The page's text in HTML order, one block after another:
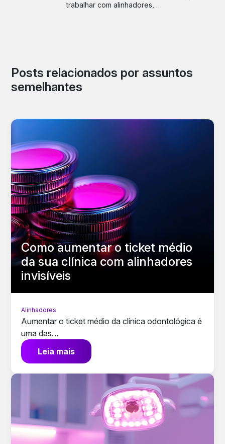
trabalhar com alinhadores,…
Posts relacionados por assuntos
semelhantes
Como aumentar o ticket médio
da sua clínica com alinhadores
invisíveis
Alinhadores
Aumentar o ticket médio da clínica odontológica é
uma das…
Leia mais